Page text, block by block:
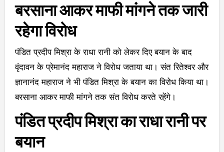
बरसाना आकर माफी मांगने तक जारी
रहेगा विरोध
पंडित प्रदीप मिश्रा के राधा रानी को लेकर दिए बयान के बाद
वृंदावन के प्रेमानंद महाराज ने विरोध जताया था। संत रितेश्वर और
ज्ञानानंद महाराज ने भी पंडित मिश्रा के बयान का विरोध किया था।
बरसाना आकर माफी मांगने तक संत विरोध करते रहेंगे।
पंडित प्रदीप मिश्रा का राधा रानी पर
बयान